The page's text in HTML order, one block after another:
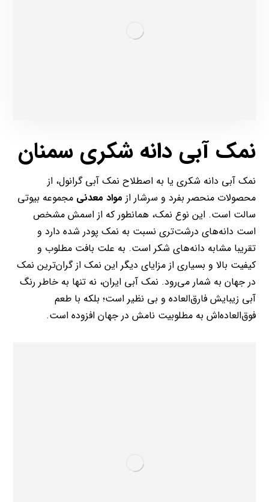
نمک آبی دانه شکری سمنان
نمک آبی دانه شکری یا به اصطلاح نمک آبی گرانول، از
محصولات منحصر بفرد و سرشار از مواد معدنی مجموعه بیوتی
سالت است. این نوع نمک، همانطور که از اسمش مشخص
است دانه‌های درشت‌تری نسبت به نمک پودر شده دارد و
تقریبا مشابه دانه‌های شکر است. به علت بافت مطلوب و
کیفیت بالا و بسیاری از مزایای دیگر این نمک از گران‌ترین نمک
در جهان به شمار می‌رود. نمک آبی ایران، نه تنها به خاطر رنگ
آبی زیبایش فارق‌العاده و بی نظیر است؛ بلکه با طعم
فوق‌العاده‌اش به مطلوبیت نامش در جهان افزوده است.